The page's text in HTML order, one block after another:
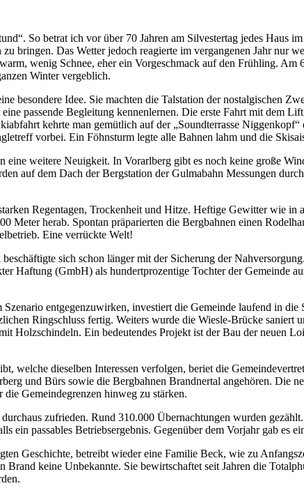
So betrat ich vor über 70 Jahren am Silvestertag jedes
bringen. Das Wetter jedoch reagierte im vergangenen Jahr nur
wenig Schnee, eher ein Vorgeschmack auf den Frühling.
Winter vergeblich.
besondere Idee. Sie machten die Talstation der nostalgischen
passende Begleitung kennenlernen. Die erste Fahrt mit dem
kehrte man gemütlich auf der „Soundterrasse
vorbei. Ein Föhnsturm legte alle Bahnen lahm und die
weitere Neuigkeit. In Vorarlberg gibt es noch keine große
auf dem Dach der Bergstation der Gulmabahn Messungen
Regentagen, Trockenheit und Hitze. Heftige Gewitter wie
Meter herab. Spontan präparierten die Bergbahnen einen
Eine verrückte Welt!
sich schon länger mit der Sicherung der
Haftung (GmbH) als hundertprozentige Tochter der Gemeinde
entgegenzuwirken, investiert die Gemeinde laufend in
Ringschluss fertig. Weiters wurde die Wiesle-Brücke
Holzschindeln. Ein bedeutendes Projekt ist der Bau der neuen
welche dieselben Interessen verfolgen, beriet die
und Bürs sowie die Bergbahnen Brandnertal angehören. Die
Gemeindegrenzen hinweg zu stärken.
zufrieden. Rund 310.000 Übernachtungen wurden
ein passables Betriebsergebnis. Gegenüber dem Vorjahr gab es
Geschichte, betreibt wieder eine Familie Beck, wie zu
keine Unbekannte. Sie bewirtschaftet seit Jahren die